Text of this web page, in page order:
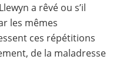
a rêvé ou s’il
les mêmes
ces répétitions
de la maladresse